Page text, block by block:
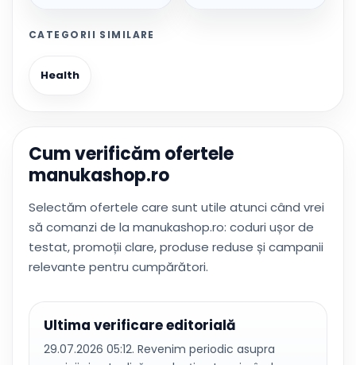
CATEGORII SIMILARE
Health
Cum verificăm ofertele
manukashop.ro
Selectăm ofertele care sunt utile atunci când vrei
să comanzi de la manukashop.ro: coduri ușor de
testat, promoții clare, produse reduse și campanii
relevante pentru cumpărători.
Ultima verificare editorială
29.07.2026 05:12. Revenim periodic asupra